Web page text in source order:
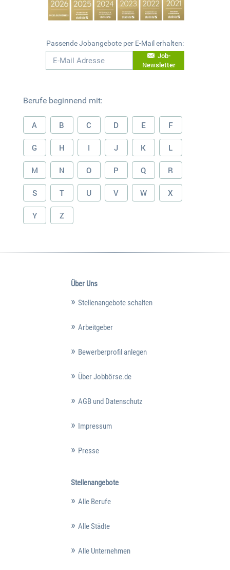
Passende Jobangebote per E-Mail erhalten:
Job-
Newsletter
Berufe beginnend mit:
A B C D E F
G H I J K L
M N O P Q R
S T U V W X
Y Z
Über Uns
Stellenangebote schalten
Arbeitgeber
Bewerberprofil anlegen
Über Jobbörse.de
AGB und Datenschutz
Impressum
Presse
Stellenangebote
Alle Berufe
Alle Städte
Alle Unternehmen